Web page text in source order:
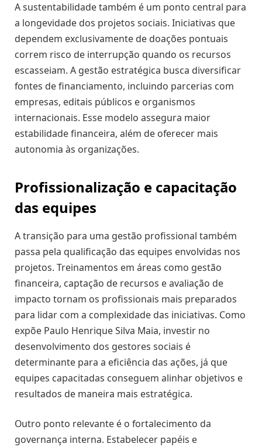
A sustentabilidade também é um ponto central para
a longevidade dos projetos sociais. Iniciativas que
dependem exclusivamente de doações pontuais
correm risco de interrupção quando os recursos
escasseiam. A gestão estratégica busca diversificar
fontes de financiamento, incluindo parcerias com
empresas, editais públicos e organismos
internacionais. Esse modelo assegura maior
estabilidade financeira, além de oferecer mais
autonomia às organizações.
Profissionalização e capacitação
das equipes
A transição para uma gestão profissional também
passa pela qualificação das equipes envolvidas nos
projetos. Treinamentos em áreas como gestão
financeira, captação de recursos e avaliação de
impacto tornam os profissionais mais preparados
para lidar com a complexidade das iniciativas. Como
expõe Paulo Henrique Silva Maia, investir no
desenvolvimento dos gestores sociais é
determinante para a eficiência das ações, já que
equipes capacitadas conseguem alinhar objetivos e
resultados de maneira mais estratégica.
Outro ponto relevante é o fortalecimento da
governança interna. Estabelecer papéis e